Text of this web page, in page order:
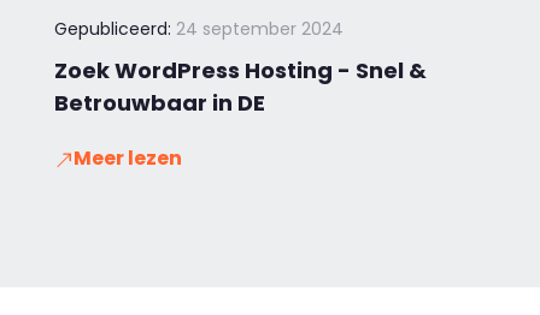
Gepubliceerd: 24 september 2024
Zoek WordPress Hosting - Snel &
Betrouwbaar in DE
Meer lezen